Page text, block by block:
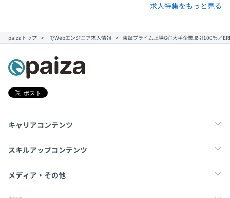
求人特集をもっと見る
paizaトップ IT/Webエンジニア求人情報 東証プライム上場G◎大手企業取引100％／
キャリアコンテンツ
転職・キャリア
スキルアップコンテンツ
学習
メディア・その他